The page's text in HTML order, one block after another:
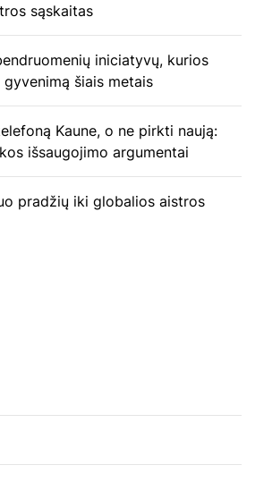
sąskaitas
iniciatyvų, kurios
šiais metais
Kaune, o ne pirkti naują:
išsaugojimo argumentai
pradžių iki globalios aistros